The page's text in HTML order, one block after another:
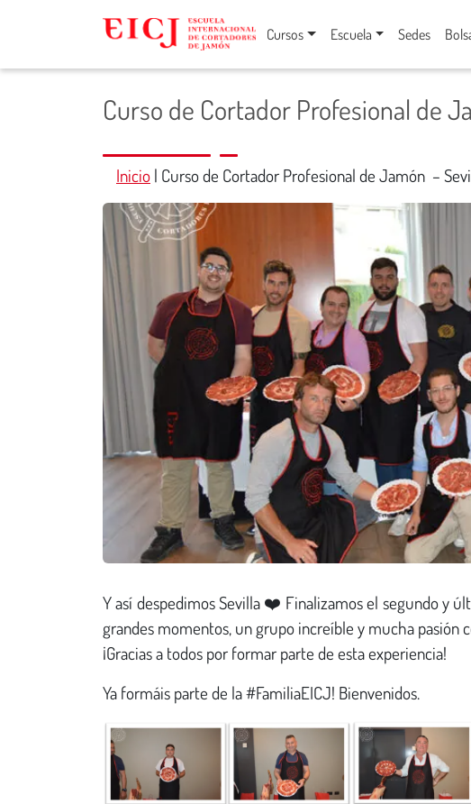
Cursos Escuela Sedes
Curso de Cortador Profesional de
Inicio | Curso de Cortador Profesional de Jamón –
Y así despedimos Sevilla ❤️ Finalizamos el segundo y
grandes momentos, un grupo increíble y mucha pasión
¡Gracias a todos por formar parte de esta experiencia!
Ya formáis parte de la #FamiliaEICJ! Bienvenidos.